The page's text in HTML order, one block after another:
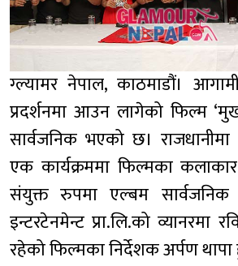
ग्ल्यामर नेपाल, काठमाडौं।
प्रदर्शनमा आउन लागेको फिल्म
सार्वजनिक भएको छ।
एक कार्यक्रममा फिल्मका
संयुक्त रुपमा एल्बम
इन्टरटेनमेन्ट प्रा.लि.को व्यानरमा
रहेको फिल्मका निर्देशक अर्पण थापा